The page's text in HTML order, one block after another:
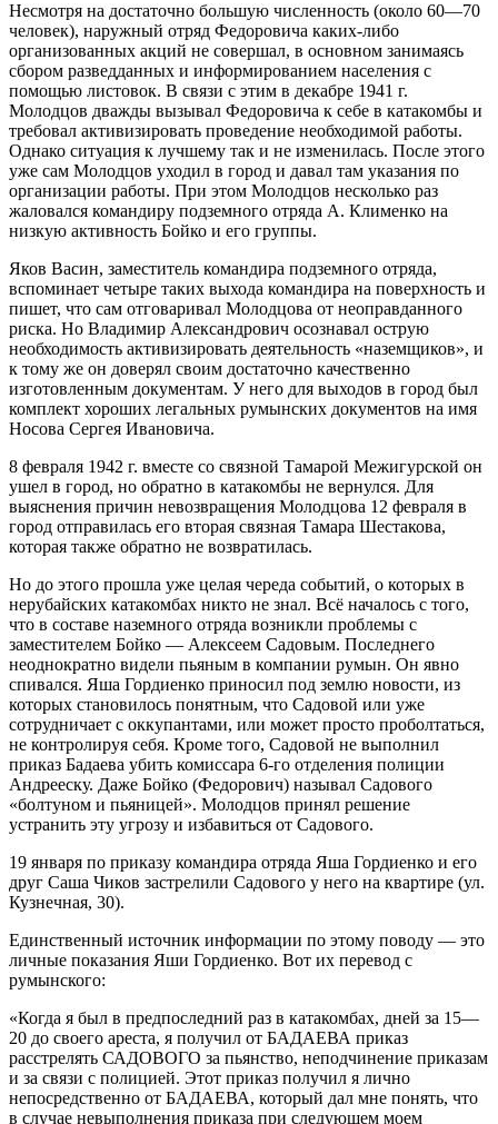
Несмотря на достаточно большую численность (около 60—70
человек), наружный отряд Федоровича каких-либо
организованных акций не совершал, в основном занимаясь
сбором разведданных и информированием населения с
помощью листовок. В связи с этим в декабре 1941 г.
Молодцов дважды вызывал Федоровича к себе в катакомбы и
требовал активизировать проведение необходимой работы.
Однако ситуация к лучшему так и не изменилась. После этого
уже сам Молодцов уходил в город и давал там указания по
организации работы. При этом Молодцов несколько раз
жаловался командиру подземного отряда А. Клименко на
низкую активность Бойко и его группы.
Яков Васин, заместитель командира подземного отряда,
вспоминает четыре таких выхода командира на поверхность и
пишет, что сам отговаривал Молодцова от неоправданного
риска. Но Владимир Александрович осознавал острую
необходимость активизировать деятельность «наземщиков», и
к тому же он доверял своим достаточно качественно
изготовленным документам. У него для выходов в город был
комплект хороших легальных румынских документов на имя
Носова Сергея Ивановича.
8 февраля 1942 г. вместе со связной Тамарой Межигурской он
ушел в город, но обратно в катакомбы не вернулся. Для
выяснения причин невозвращения Молодцова 12 февраля в
город отправилась его вторая связная Тамара Шестакова,
которая также обратно не возвратилась.
Но до этого прошла уже целая череда событий, о которых в
нерубайских катакомбах никто не знал. Всё началось с того,
что в составе наземного отряда возникли проблемы с
заместителем Бойко — Алексеем Садовым. Последнего
неоднократно видели пьяным в компании румын. Он явно
спивался. Яша Гордиенко приносил под землю новости, из
которых становилось понятным, что Садовой или уже
сотрудничает с оккупантами, или может просто проболтаться,
не контролируя себя. Кроме того, Садовой не выполнил
приказ Бадаева убить комиссара 6-го отделения полиции
Андрееску. Даже Бойко (Федорович) называл Садового
«болтуном и пьяницей». Молодцов принял решение
устранить эту угрозу и избавиться от Садового.
19 января по приказу командира отряда Яша Гордиенко и его
друг Саша Чиков застрелили Садового у него на квартире (ул.
Кузнечная, 30).
Единственный источник информации по этому поводу — это
личные показания Яши Гордиенко. Вот их перевод с
румынского:
«Когда я был в предпоследний раз в катакомбах, дней за 15—
20 до своего ареста, я получил от БАДАЕВА приказ
расстрелять САДОВОГО за пьянство, неподчинение приказам
и за связи с полицией. Этот приказ получил я лично
непосредственно от БАДАЕВА, который дал мне понять, что
в случае невыполнения приказа при следующем моем